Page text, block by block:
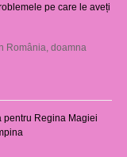
pe care le aveți
România, doamna
pentru Regina Magiei